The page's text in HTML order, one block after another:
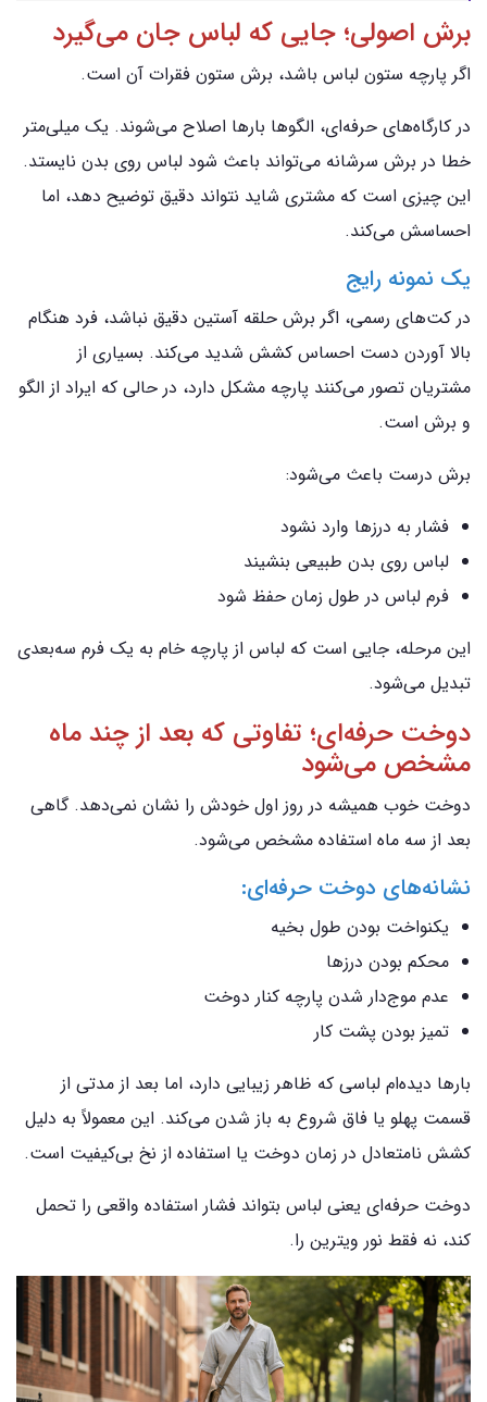
برش اصولی؛ جایی که لباس جان می‌گیرد
اگر پارچه ستون لباس باشد، برش ستون فقرات آن است.
در کارگاه‌های حرفه‌ای، الگوها بارها اصلاح می‌شوند. یک میلی‌متر
خطا در برش سرشانه می‌تواند باعث شود لباس روی بدن نایستد.
این چیزی است که مشتری شاید نتواند دقیق توضیح دهد، اما
احساسش می‌کند.
یک نمونه رایج
در کت‌های رسمی، اگر برش حلقه آستین دقیق نباشد، فرد هنگام
بالا آوردن دست احساس کشش شدید می‌کند. بسیاری از
مشتریان تصور می‌کنند پارچه مشکل دارد، در حالی که ایراد از الگو
و برش است.
برش درست باعث می‌شود:
فشار به درزها وارد نشود
لباس روی بدن طبیعی بنشیند
فرم لباس در طول زمان حفظ شود
این مرحله، جایی است که لباس از پارچه خام به یک فرم سه‌بعدی
تبدیل می‌شود.
دوخت حرفه‌ای؛ تفاوتی که بعد از چند ماه
مشخص می‌شود
دوخت خوب همیشه در روز اول خودش را نشان نمی‌دهد. گاهی
بعد از سه ماه استفاده مشخص می‌شود.
نشانه‌های دوخت حرفه‌ای:
یکنواخت بودن طول بخیه
محکم بودن درزها
عدم موج‌دار شدن پارچه کنار دوخت
تمیز بودن پشت کار
بارها دیده‌ام لباسی که ظاهر زیبایی دارد، اما بعد از مدتی از
قسمت پهلو یا فاق شروع به باز شدن می‌کند. این معمولاً به دلیل
کشش نامتعادل در زمان دوخت یا استفاده از نخ بی‌کیفیت است.
دوخت حرفه‌ای یعنی لباس بتواند فشار استفاده واقعی را تحمل
کند، نه فقط نور ویترین را.